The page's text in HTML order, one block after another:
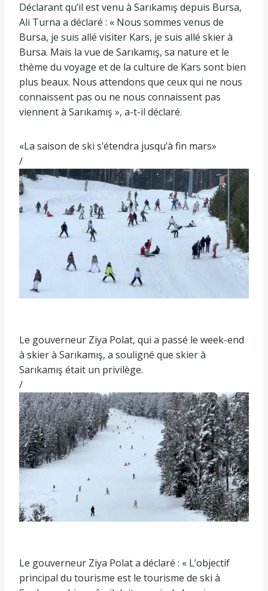
Déclarant qu’il est venu à Sarıkamış depuis Bursa,
Ali Turna a déclaré : « Nous sommes venus de
Bursa, je suis allé visiter Kars, je suis allé skier à
Bursa. Mais la vue de Sarıkamış, sa nature et le
thème du voyage et de la culture de Kars sont bien
plus beaux. Nous attendons que ceux qui ne nous
connaissent pas ou ne nous connaissent pas
viennent à Sarıkamış », a-t-il déclaré.
«La saison de ski s’étendra jusqu’à fin mars»
/
Le gouverneur Ziya Polat, qui a passé le week-end
à skier à Sarıkamış, a souligné que skier à
Sarıkamış était un privilège.
/
Le gouverneur Ziya Polat a déclaré : « L’objectif
principal du tourisme est le tourisme de ski à